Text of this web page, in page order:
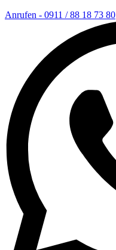
Anrufen - 0911 / 88 18 73 80